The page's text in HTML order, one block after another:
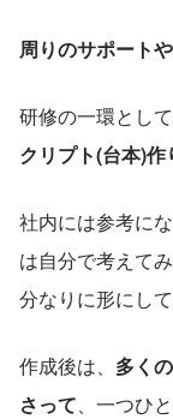
周りのサポート
研修の一環とし
クリプト(台本)作
社内には参考に
は自分で考えて
分なりに形にして
作成後は、 多く
さって、一つひ